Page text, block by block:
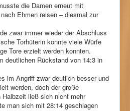
die Damen erneut mit
Ehmen reisen – diesmal zur
zwar immer wieder der Abschluss
Torhüterin konnte viele Würfe
Tore erzielt werden konnten.
deutlichen Rückstand von 14:3 in
im Angriff zwar deutlich besser und
werden, doch der große
ließ sich nicht mehr
man sich mit 28:14 geschlagen